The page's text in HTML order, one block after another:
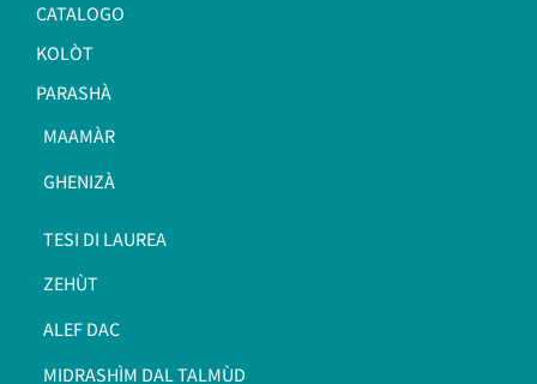
CATALOGO
KOLÒT
PARASHÀ
MAAMÀR
GHENIZÀ
TESI DI LAUREA
ZEHÙT
ALEF DAC
MIDRASHÌM DAL TALMÙD